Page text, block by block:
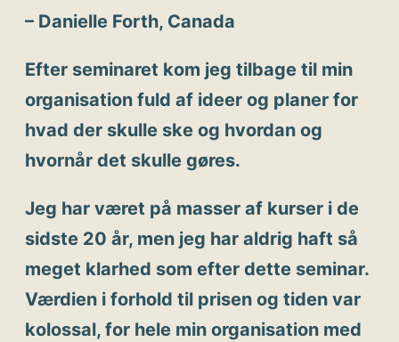
– Danielle Forth, Canada
Efter seminaret kom jeg tilbage til min
organisation fuld af ideer og planer for
hvad der skulle ske og hvordan og
hvornår det skulle gøres.
Jeg har været på masser af kurser i de
sidste 20 år, men jeg har aldrig haft så
meget klarhed som efter dette seminar.
Værdien i forhold til prisen og tiden var
kolossal, for hele min organisation med